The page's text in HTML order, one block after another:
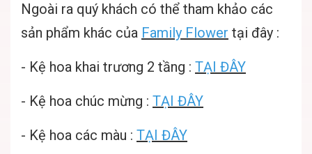
Ngoài ra quý khách có thể tham khảo các
sản phẩm khác của Family Flower tại đây :
- Kệ hoa khai trương 2 tầng : TẠI ĐÂY
- Kệ hoa chúc mừng : TẠI ĐÂY
- Kệ hoa các màu : TẠI ĐÂY